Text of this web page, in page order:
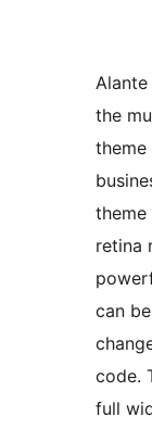
the
theme
theme
retina
can
code.
full